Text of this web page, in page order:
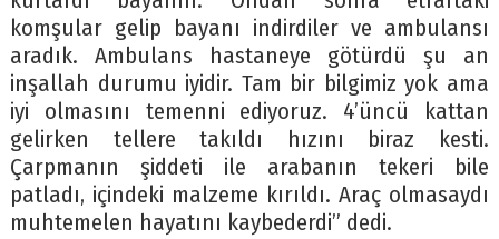
komşular gelip bayanı indirdiler ve ambulansı
aradık. Ambulans hastaneye götürdü şu an
inşallah durumu iyidir. Tam bir bilgimiz yok ama
iyi olmasını temenni ediyoruz. 4’üncü kattan
gelirken tellere takıldı hızını biraz kesti.
Çarpmanın şiddeti ile arabanın tekeri bile
patladı, içindeki malzeme kırıldı. Araç olmasaydı
muhtemelen hayatını kaybederdi” dedi.